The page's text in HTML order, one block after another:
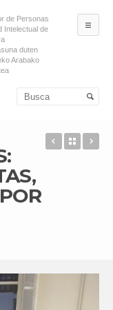
de Personas
Intelectual de
duten
Arabako
secundario
4.302:Back